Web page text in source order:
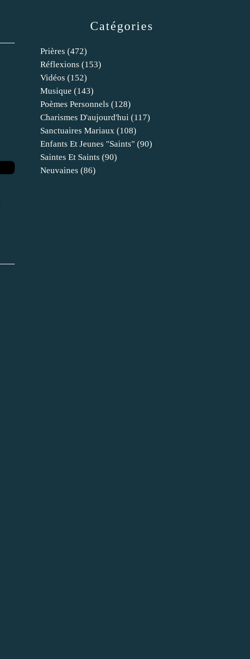
Catégories
Prières (472)
Réflexions (153)
Vidéos (152)
Musique (143)
Poèmes Personnels (128)
Charismes D'aujourd'hui (117)
Sanctuaires Mariaux (108)
Enfants Et Jeunes "saints" (90)
Saintes Et Saints (90)
Neuvaines (86)